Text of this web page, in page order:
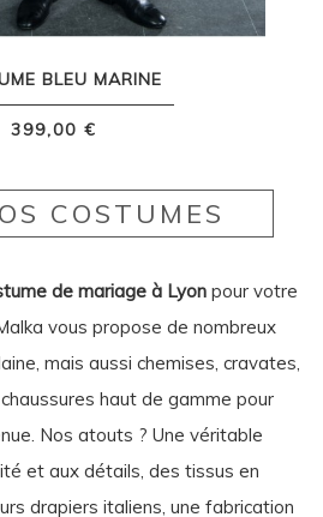
BLEU MARINE
399,00 €
COSTUMES
de mariage à Lyon pour votre
vous propose de nombreux
mais aussi chemises, cravates,
haut de gamme pour
Nos atouts ? Une véritable
et aux détails, des tissus en
drapiers italiens, une fabrication